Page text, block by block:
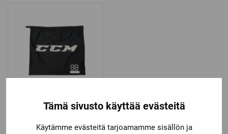
Tämä sivusto käyttää evästeitä
Käytämme evästeitä tarjoamamme sisällön ja
CCM